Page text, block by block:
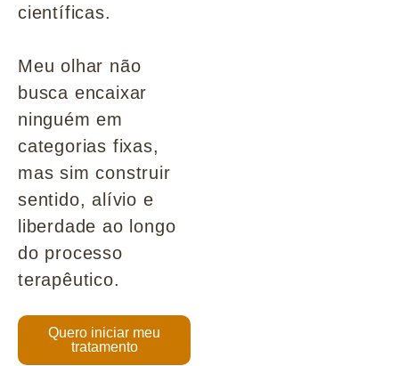
científicas.
Meu olhar não
busca encaixar
ninguém em
categorias fixas,
mas sim construir
sentido, alívio e
liberdade ao longo
do processo
terapêutico.
Quero iniciar meu
tratamento